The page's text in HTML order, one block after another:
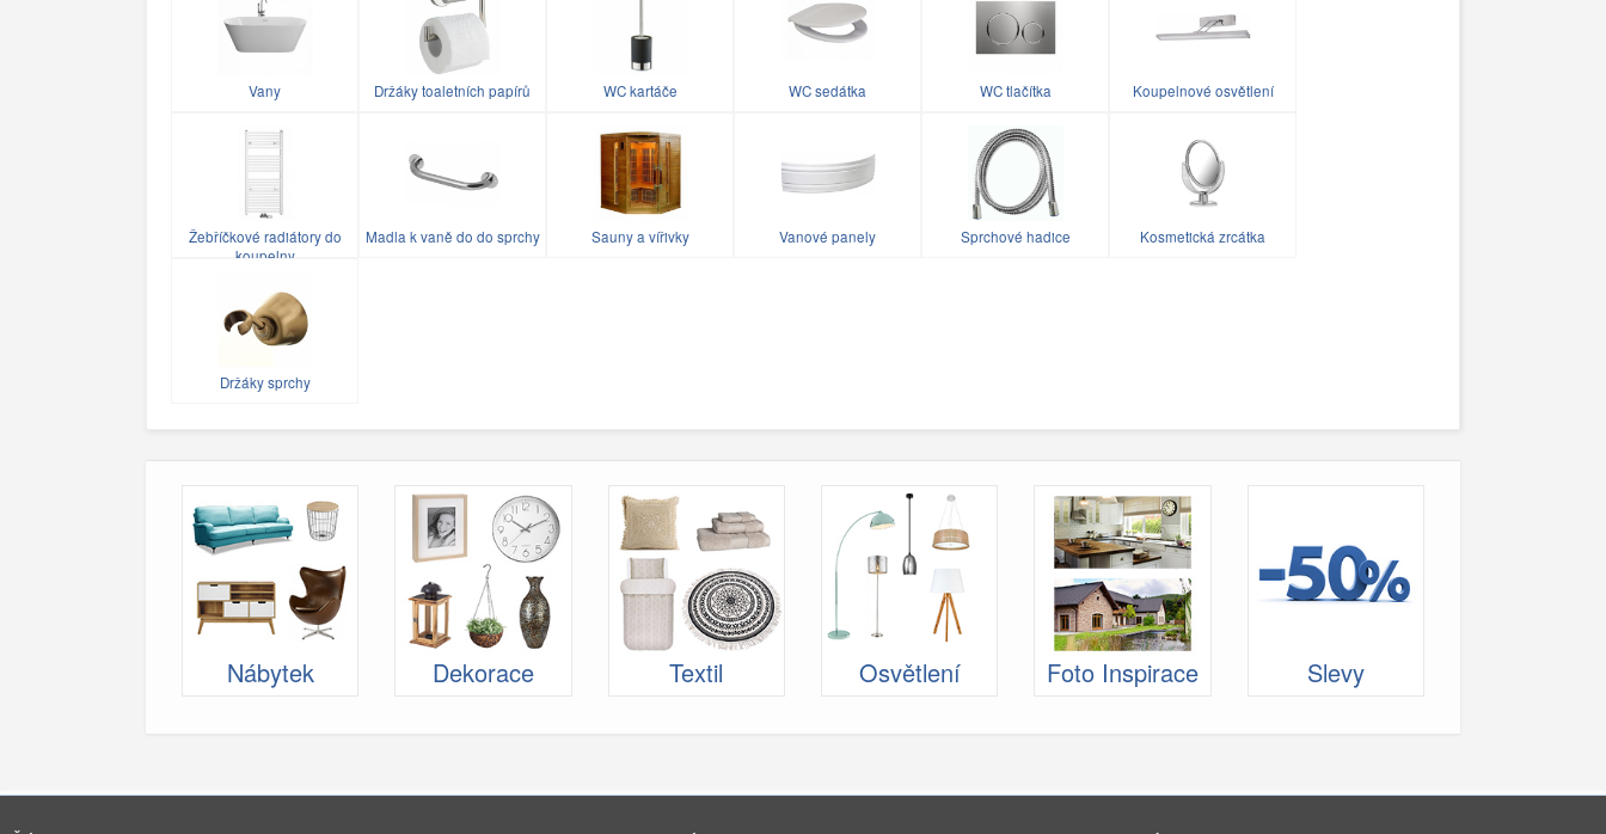
Vany Držáky toaletních papírů WC kartáče WC sedátka WC tlačítka Koupelnové osvětlení
Žebříčkové radiátory do
koupelny
Madla k vaně do do sprchy Sauny a vířivky Vanové panely Sprchové hadice Kosmetická zrcátka
Držáky sprchy
Nábytek Dekorace Textil Osvětlení Foto Inspirace Slevy